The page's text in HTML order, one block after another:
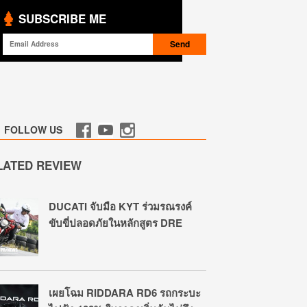
SUBSCRIBE ME
FOLLOW US
REVIEW
DUCATI จับมือ KYT ร่วมรณรงค์
ขับขี่ปลอดภัยในหลักสูตร DRE
เผยโฉม RIDDARA RD6 รถกระบะ